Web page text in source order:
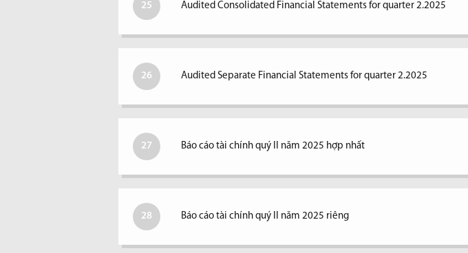
25 Audited Consolidated Financial Statements for quarter 2.2025
26 Audited Separate Financial Statements for quarter 2.2025
27 Báo cáo tài chính quý II năm 2025 hợp nhất
28 Báo cáo tài chính quý II năm 2025 riêng